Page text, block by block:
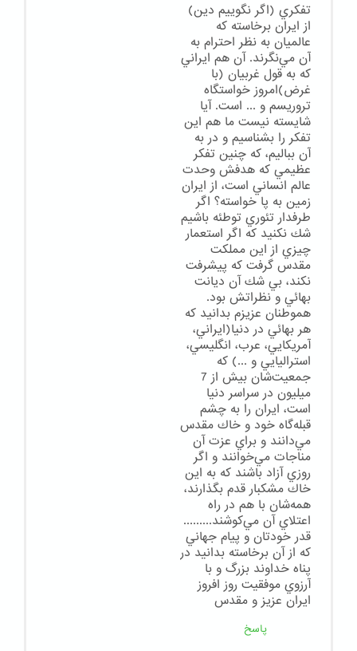
تفكري (اگر نگوييم دين)
از ايران برخاسته كه
عالميان به نظر احترام به
آن مي‌نگرند. آن هم ايراني
كه به قول غربيان (با
غرض)امروز خواستگاه
تروريسم و ... است. آيا
شايسته نيست ما هم اين
تفكر را بشناسيم و در به
آن بباليم، كه چنين تفكر
عظيمي كه هدفش وحدت
عالم انساني است، از ايران
زمين به پا خواسته؟ اگر
طرفدار تئوري توطئه باشيم
شك نكنيد كه اگر استعمار
چيزي از اين مملكت
مقدس گرفت كه پيشرفت
نكند، بي شك آن ديانت
بهائي و نظراتش بود.
هموطنان عزيزم بدانيد كه
هر بهائي در دنيا(ايراني،
آمريكايي، عرب، انگليسي،
استراليايي و ...) كه
جمعيت‌شان بيش از 7
ميليون در سراسر دنيا
است، ايران را به چشم
قبله‌گاه خود و خاك مقدس
مي‌دانند و براي عزت آن
مناجات مي‌خوانند و اگر
روزي آزاد باشند كه به اين
خاك مشكبار قدم بگذارند،
همه‌شان با هم در راه
اعتلاي آن مي‌كوشند.........
قدر خودتان و پيام جهاني
كه از آن برخاسته بدانيد در
پناه خداوند بزرگ و با
آرزوي موفقيت روز افروز
ايران عزيز و مقدس
پاسخ